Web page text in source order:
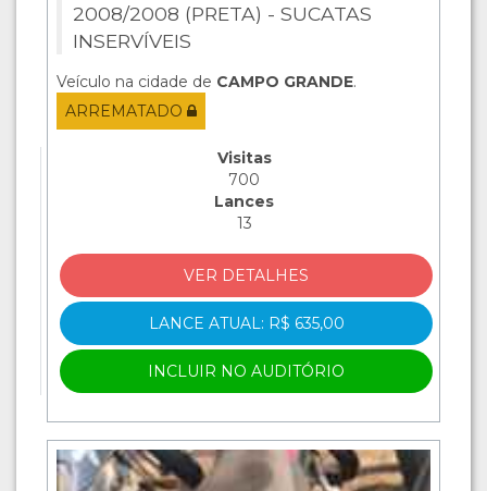
2008/2008 (PRETA) - SUCATAS
INSERVÍVEIS
Veículo na cidade de CAMPO GRANDE.
ARREMATADO
Visitas
700
Lances
13
VER DETALHES
LANCE ATUAL: R$ 635,00
INCLUIR NO AUDITÓRIO